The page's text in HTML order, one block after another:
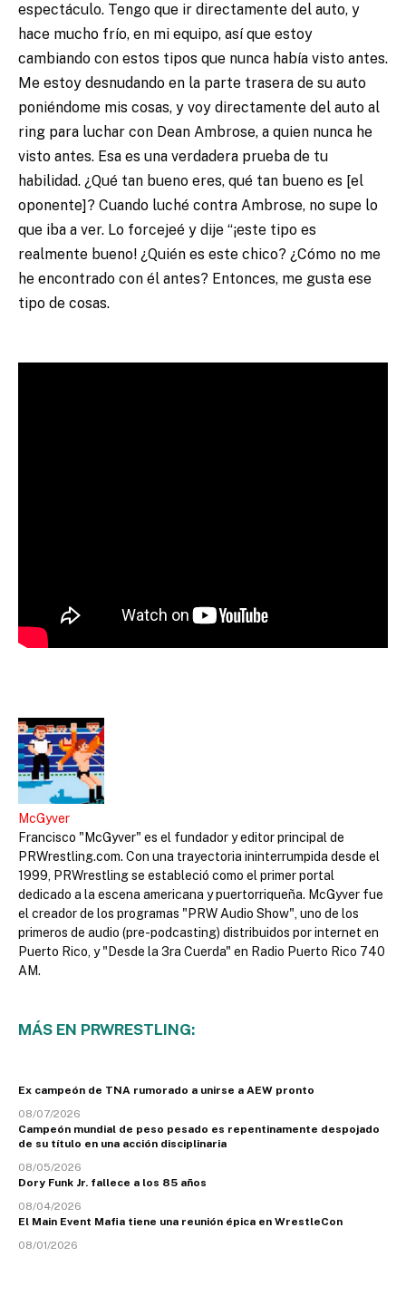
espectáculo. Tengo que ir directamente del auto, y
hace mucho frío, en mi equipo, así que estoy
cambiando con estos tipos que nunca había visto antes.
Me estoy desnudando en la parte trasera de su auto
poniéndome mis cosas, y voy directamente del auto al
ring para luchar con Dean Ambrose, a quien nunca he
visto antes. Esa es una verdadera prueba de tu
habilidad. ¿Qué tan bueno eres, qué tan bueno es [el
oponente]? Cuando luché contra Ambrose, no supe lo
que iba a ver. Lo forcejeé y dije “¡este tipo es
realmente bueno! ¿Quién es este chico? ¿Cómo no me
he encontrado con él antes? Entonces, me gusta ese
tipo de cosas.
McGyver
Francisco "McGyver" es el fundador y editor principal de
PRWrestling.com. Con una trayectoria ininterrumpida desde el
1999, PRWrestling se estableció como el primer portal
dedicado a la escena americana y puertorriqueña. McGyver fue
el creador de los programas "PRW Audio Show", uno de los
primeros de audio (pre-podcasting) distribuidos por internet en
Puerto Rico, y "Desde la 3ra Cuerda" en Radio Puerto Rico 740
AM.
MÁS EN PRWRESTLING:
Ex campeón de TNA rumorado a unirse a AEW pronto
08/07/2026
Campeón mundial de peso pesado es repentinamente despojado
de su título en una acción disciplinaria
08/05/2026
Dory Funk Jr. fallece a los 85 años
08/04/2026
El Main Event Mafia tiene una reunión épica en WrestleCon
08/01/2026